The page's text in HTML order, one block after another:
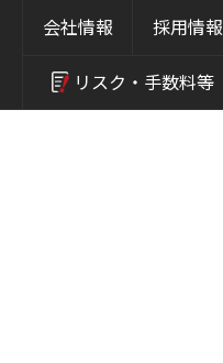
会社情報 採用情報
リスク・ 手数料等